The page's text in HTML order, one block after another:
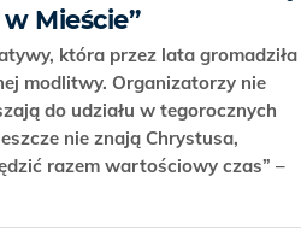
Mieście”
która przez lata gromadziła
modlitwy. Organizatorzy nie
do udziału w tegorocznych
nie znają Chrystusa,
razem wartościowy czas” –